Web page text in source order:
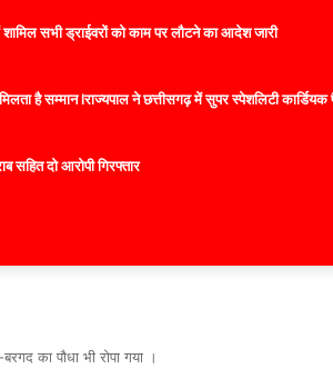
शामिल सभी ड्राईवरों को काम पर लौटने का आदेश जारी
है सम्मान lराज्यपाल ने छत्तीसगढ़ में सुपर स्पेशलिटी
सहित दो आरोपी गिरफ्तार
का पौधा भी रोपा गया ।